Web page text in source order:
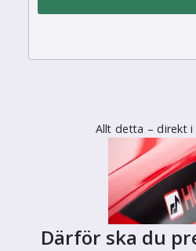
Allt detta – direkt i
Därför ska du